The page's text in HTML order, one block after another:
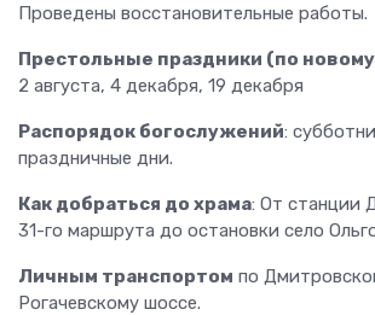
Проведены восстановительные работы.
Престольные праздники (по
2 августа, 4 декабря, 19 декабря
Распорядок богослужений:
праздничные дни.
Как добраться до храма: От станции
31-го маршрута до остановки село
Личным транспортом по
Рогачевскому шоссе.